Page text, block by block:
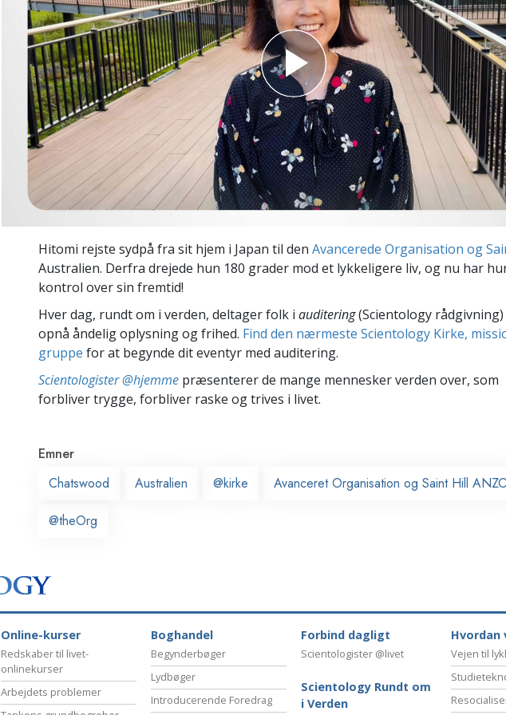
Kærlighed og had –
Hvad er storhed?
Scientology Kirkens Frivillige
Hjælpere
Hitomi rejste sydpå fra sit hjem i Japan til den Avancerede Organisation og
Australien. Derfra drejede hun 180 grader mod et lykkeligere liv, og nu har
kontrol over sin fremtid!
Hver dag, rundt om i verden, deltager folk i auditering(Scientology
opnå åndelig oplysning og frihed. Find den nærmeste Scientology Kirke,
gruppe for at begynde dit eventyr med auditering.
Scientologister @hjemme præsenterer de mange mennesker verden over, som
forbliver trygge, forbliver raske og trives i livet.
Emner
Chatswood
Australien @kirke Avanceret Organisation og Saint Hill
@theOrg
Online-kurser
Redskaber til livet-
onlinekurser
Arbejdets problemer
Boghandel
Begynderbøger
Lydbøger
Introducerende Foredrag
Forbind dagligt
Scientologister @livet
Scientology Rundt om
i Verden
Vejen til